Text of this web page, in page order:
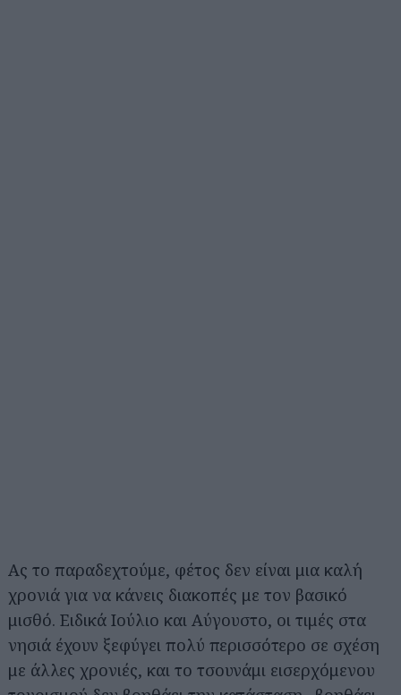
Ας το παραδεχτούμε, φέτος δεν είναι μια καλή
χρονιά για να κάνεις διακοπές με τον βασικό
μισθό. Ειδικά Ιούλιο και Αύγουστο, οι τιμές στα
νησιά έχουν ξεφύγει πολύ περισσότερο σε σχέση
με άλλες χρονιές, και το τσουνάμι εισερχόμενου